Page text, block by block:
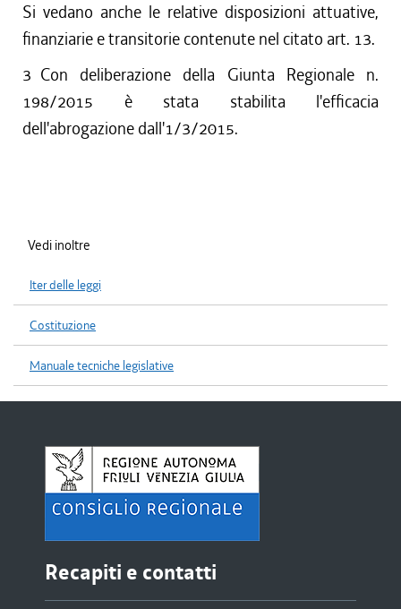
Si vedano anche le relative disposizioni attuative,
finanziarie e transitorie contenute nel citato art. 13.
3 Con deliberazione della Giunta Regionale n.
198/2015 è stata stabilita l'efficacia
dell'abrogazione dall'1/3/2015.
Vedi inoltre
Iter delle leggi
Costituzione
Manuale tecniche legislative
Recapiti e contatti